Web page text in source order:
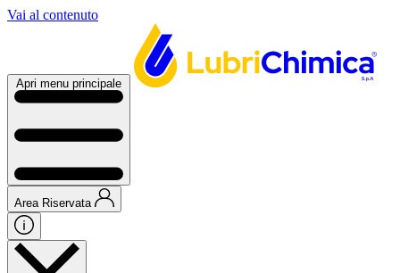
Vai al contenuto
Apri menu principale
Area Riservata